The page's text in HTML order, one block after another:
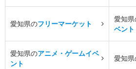
愛知県のフリーマーケット
愛知
ベント
愛知県のアニメ・ゲームイベ
ント
愛知